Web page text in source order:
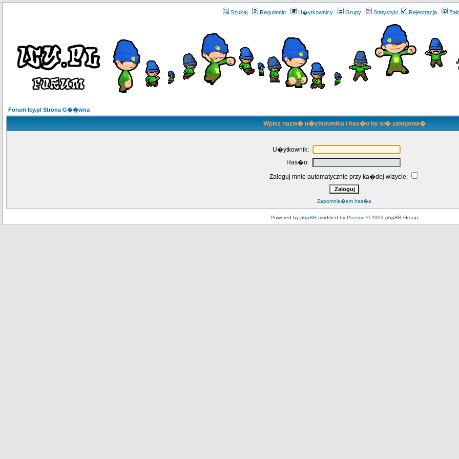
Szukaj Regulamin U�ytkownicy Grupy Statystyki Rejestracja
Forum Icy.pl Strona G��wna
Wpisz nazw� u�ytkownika i has�o by si� zalogowa�
U�ytkownik:
Has�o:
Zaloguj mnie automatycznie przy ka�dej wizycie:
Zapomnia�em has�a
Powered by phpBB modified by Przemo © 2003 phpBB Group